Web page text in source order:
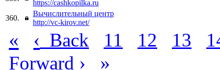
https://cashkopilka.ru
360.
Вычислительный центр
http://vc-kirov.net/
« ‹ Back 11 12 13
Forward › »